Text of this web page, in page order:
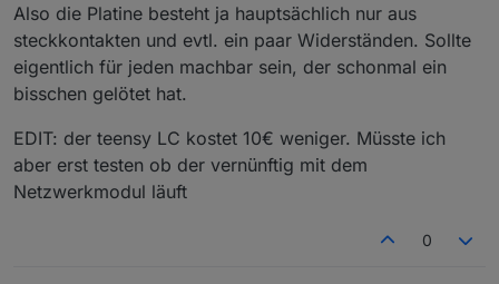
Also die Platine besteht ja hauptsächlich nur aus
steckkontakten und evtl. ein paar Widerständen. Sollte
eigentlich für jeden machbar sein, der schonmal ein
bisschen gelötet hat.
EDIT: der teensy LC kostet 10€ weniger. Müsste ich
aber erst testen ob der vernünftig mit dem
Netzwerkmodul läuft
0